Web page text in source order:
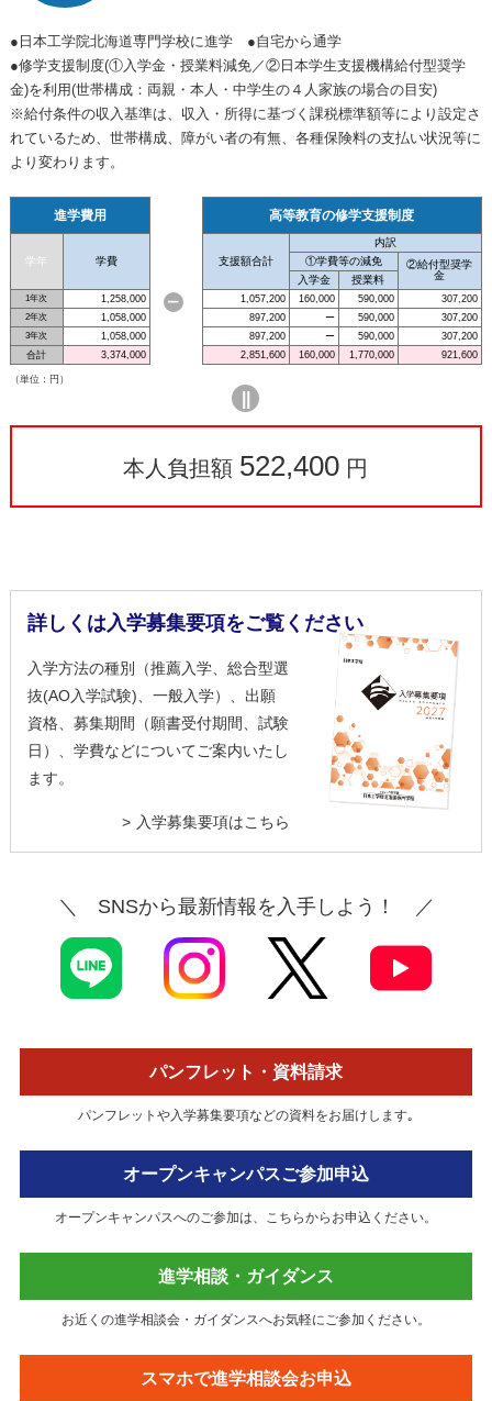
●日本工学院北海道専門学校に進学 ●自宅から通学
●修学支援制度(①入学金・授業料減免／②日本学生支援機構給付型奨学
金)を利用(世帯構成：両親・本人・中学生の４人家族の場合の目安)
※給付条件の収入基準は、収入・所得に基づく課税標準額等により設定さ
れているため、世帯構成、障がい者の有無、各種保険料の支払い状況等に
より変わります。
進学費用 高等教育の修学支援制度
学年 学費
ー
支援額合計
内訳
①学費等の減免
②給付型奨学
金
入学金 授業料
1年次 1,258,000 1,057,200 160,000 590,000 307,200
2年次 1,058,000 897,200 ー 590,000 307,200
3年次 1,058,000 897,200 ー 590,000
307,200
合計
3,374,000 2,851,600 160,000 1,770,000 921,600
（単位：円）
本人負担額 522,400 円
詳しくは入学募集要項をご覧ください
入学方法の種別（推薦入学、総合型選
抜(AO入学試験)、一般入学）、出願
資格、募集期間（願書受付期間、試験
日）、学費などについてご案内いたし
ます。
入学募集要項はこちら
＼ SNSから最新情報を入手しよう！ ／
パンフレット・資料請求
パンフレットや⼊学募集要項などの資料をお届けします｡
オープンキャンパスご参加申込
オープンキャンパスへのご参加は、こちらからお申込ください。
進学相談・ガイダンス
お近くの進学相談会・ガイダンスへお気軽にご参加ください。
スマホで進学相談会お申込